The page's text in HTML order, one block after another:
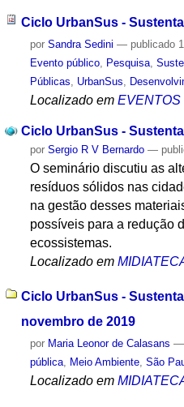
Ciclo UrbanSus -
porSandra Sedini — publicado
Evento público Pesquisa ,
Públicas
UrbanSus
Localizado em EVENTOS
Ciclo UrbanSus -
porSergio R V Bernardo —
O seminário discutiu as
resíduos sólidos nas
na gestão desses
possíveis para a redução
ecossistemas.
Localizado em
Ciclo UrbanSus -
novembro de 2019
por Maria Leonor de Calasans —
pública, Meio Ambiente,São
Localizado em